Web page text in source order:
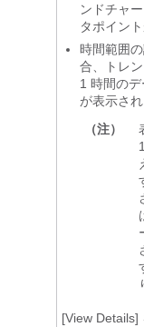
ンドチャ
タポイン
時間範囲
合、トレ
1 時間のデ
が表示され
（注）
[View Details]